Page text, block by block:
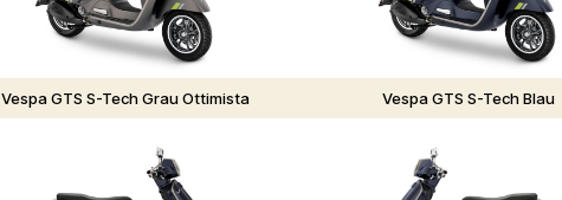
Vespa GTS S-Tech Grau Ottimista Vespa GTS S-Tech Blau